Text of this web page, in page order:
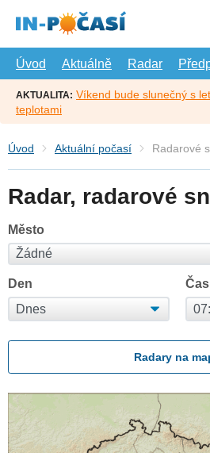
hlavní
Úvod
Aktuálně Radar
AKTUALITA: Víkend bude slunečný s
teplotami
Úvod Aktuální počasí Radarové
Radar, radarové
Město
Den Čas
Radary na